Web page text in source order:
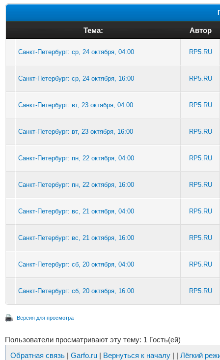
Тема: Автор
Санкт-Петербург: ср, 24 октября, 04:00 RP5.RU
Санкт-Петербург: ср, 24 октября, 16:00 RP5.RU
Санкт-Петербург: вт, 23 октября, 04:00 RP5.RU
Санкт-Петербург: вт, 23 октября, 16:00 RP5.RU
Санкт-Петербург: пн, 22 октября, 04:00 RP5.RU
Санкт-Петербург: пн, 22 октября, 16:00 RP5.RU
Санкт-Петербург: вс, 21 октября, 04:00 RP5.RU
Санкт-Петербург: вс, 21 октября, 16:00 RP5.RU
Санкт-Петербург: сб, 20 октября, 04:00 RP5.RU
Санкт-Петербург: сб, 20 октября, 16:00 RP5.RU
Версия для просмотра
Пользователи просматривают эту тему: 1 Гость(ей)
Обратная связь | Garfo.ru | Вернуться к началу | | Лёгкий